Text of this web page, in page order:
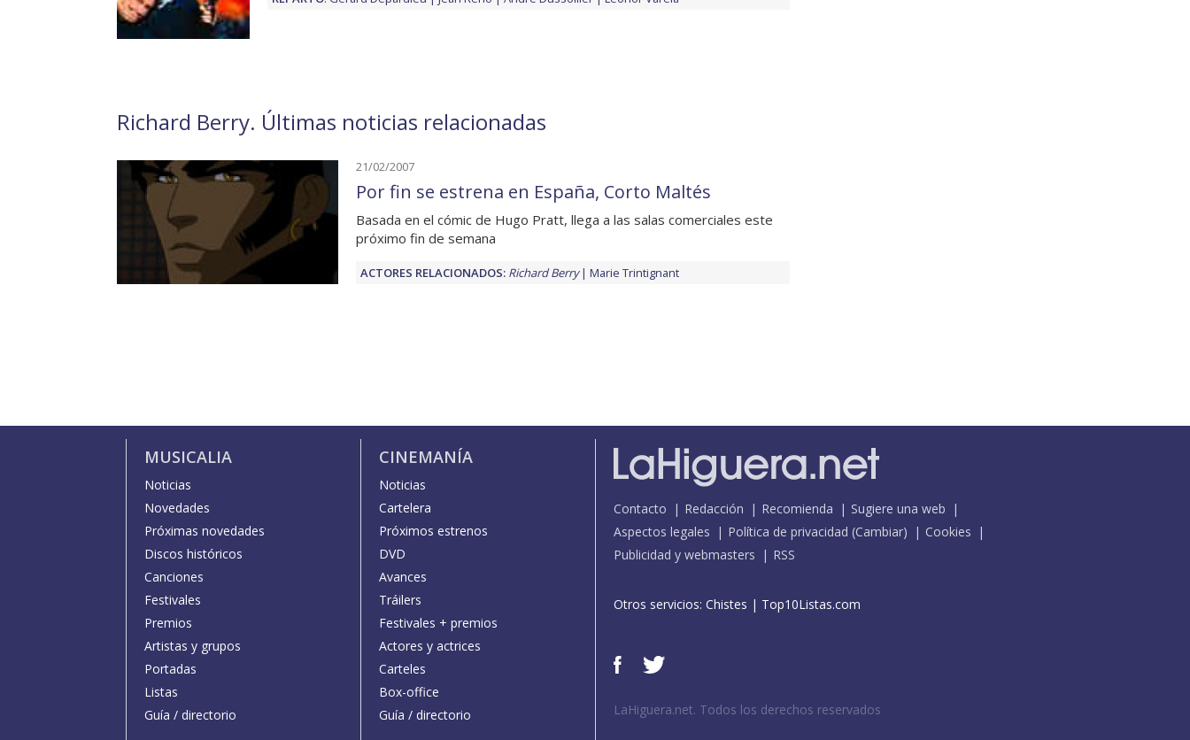
Richard Berry. Últimas noticias relacionadas
21/02/2007
Por fin se estrena en España, Corto Maltés
Basada en el cómic de Hugo Pratt, llega a las salas comerciales este
próximo fin de semana
ACTORES RELACIONADOS: Richard Berry Marie Trintignant
MUSICALIA
Noticias
Novedades
Próximas novedades
Discos históricos
Canciones
Festivales
Premios
Artistas y grupos
Portadas
Listas
Guía / directorio
CINEMANÍA
Noticias
Cartelera
Próximos estrenos
DVD
Avances
Tráilers
Festivales + premios
Actores y actrices
Carteles
Box-office
Guía / directorio
Contacto Redacción Recomienda
Sugiere una web
Aspectos legales
Política de privacidad (Cambiar)
Cookies
Publicidad y webmasters
RSS
Otros servicios: Chistes | Top10Listas.com
LaHiguera.net. Todos los derechos reservados